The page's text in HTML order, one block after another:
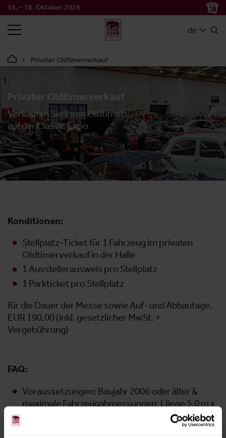
16. – 18. Oktober 2026
de
SUCHEN
Privater Oldtimerverkauf
Privater Oldtimerverkauf
Verkaufen Sie Ihren Oldtimer
auf der Classic Expo
Konditionen:
Stellplatz-Ticket für 1 Fahrzeug im privaten
Oldtimerverkauf in der Halle
1 Ausstellerausweis pro Stellplatz
1 Parkticket pro Stellplatz
für die Dauer der Messe sowie Auf- und Abbautage.
EUR 190,00 (inkl. gesetzlicher MwSt. +
Vergebührung)
FAQ:
Voraussetzungen: Baujahr 2006 oder älter &
maximale Fahrzeugabmessungen: Länge 5,0 m x
Einfahrt ausschließlich am Do., 15.10.2026 von 8